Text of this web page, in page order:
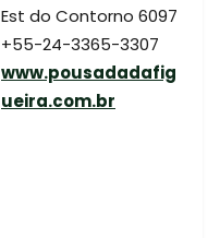
Est do Contorno 6097
+55-24-3365-3307
www.pousadadafig
ueira.com.br